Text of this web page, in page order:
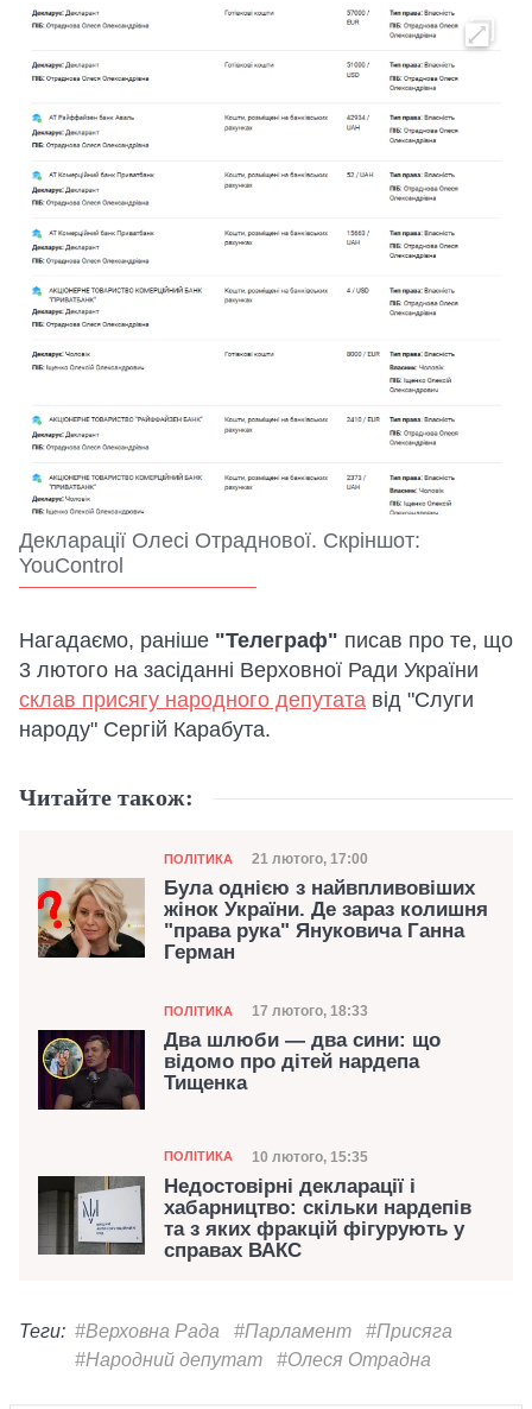
Декларації Олесі Отраднової. Скріншот:
YouControl
Нагадаємо, раніше "Телеграф" писав про те, що
3 лютого на засіданні Верховної Ради України
склав присягу народного депутата від "Слуги
народу" Сергій Карабута.
Читайте також:
Категорія
ПОЛІТИКА Дата публікації
21 лютого, 17:00
Була однією з найвпливовіших
жінок України. Де зараз колишня
"права рука" Януковича Ганна
Герман
Категорія
ПОЛІТИКА Дата публікації
17 лютого, 18:33
Два шлюби — два сини: що
відомо про дітей нардепа
Тищенка
Категорія
ПОЛІТИКА Дата публікації
10 лютого, 15:35
Недостовірні декларації і
хабарництво: скільки нардепів
та з яких фракцій фігурують у
справах ВАКС
Теги: #Верховна Рада #Парламент
#Присяга
#Народний депутат
#Олеся Отрадна